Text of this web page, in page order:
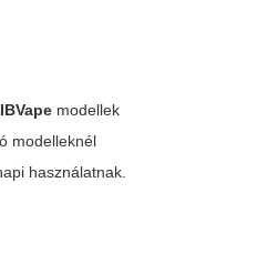
IBVape modellek
modelleknél
használatnak.